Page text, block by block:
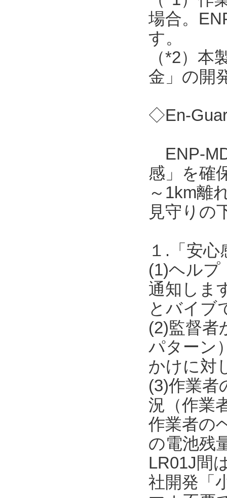
場合。
す。
（*2）
金」の開
◇En-
ENP-
感」を確
～1km離
見守りの
１.「安
(1)ヘルプ
通知しま
とバイブ
(2)監督者
パターン
かけに対
(3)作業者
況（作業
作業者の
の電池残
LR01J間
社開発「